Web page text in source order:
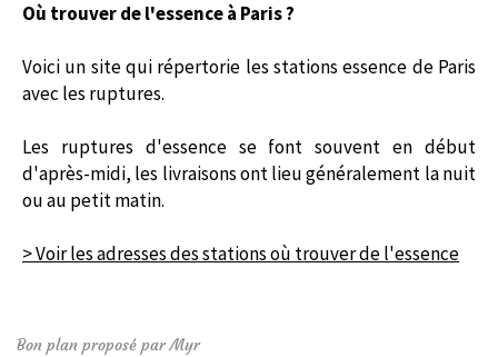
Où trouver de l'essence à Paris ?
Voici un site qui répertorie les stations essence de Paris
avec les ruptures.
Les ruptures d'essence se font souvent en début
d'après-midi, les livraisons ont lieu généralement la nuit
ou au petit matin.
> Voir les adresses des stations où trouver de l'essence
Bon plan proposé par Myr